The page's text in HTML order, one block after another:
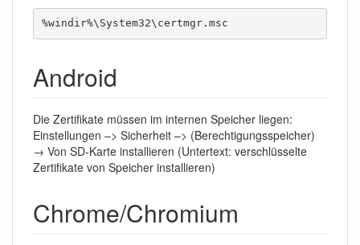
%windir%\System32\certmgr.msc
Android
Die Zertifikate müssen im internen Speicher liegen:
Einstellungen –> Sicherheit –> (Berechtigungsspeicher)
→ Von SD-Karte installieren (Untertext: verschlüsselte
Zertifikate von Speicher installieren)
Chrome/Chromium